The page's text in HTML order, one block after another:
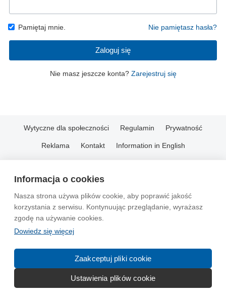
Informacja o cookies
Nasza strona używa plików cookie, aby poprawić jakość
korzystania z serwisu. Kontynuując przeglądanie, wyrażasz
zgodę na używanie cookies.
Dowiedz się więcej
Zaakceptuj pliki cookie
Ustawienia plików cookie
Pamiętaj mnie. Nie pamiętasz hasła?
Zaloguj się
Nie masz jeszcze konta? Zarejestruj się
Wytyczne dla społeczności Regulamin Prywatność
Reklama Kontakt Information in English